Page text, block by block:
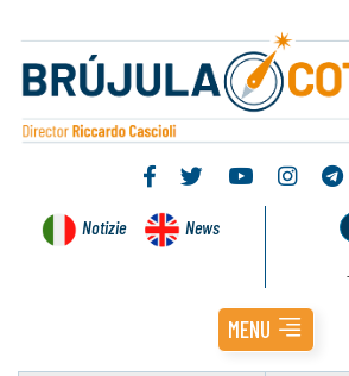
Notizie News
MENU